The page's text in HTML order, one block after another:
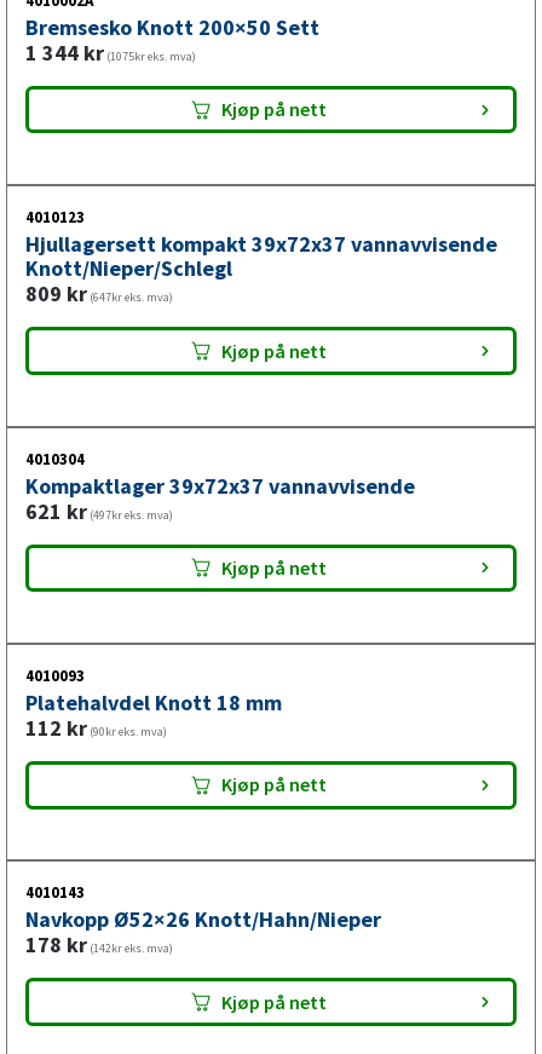
hjulnavet. Passer AVONRIDE tilhengere og er kompatibel
med flere bremsekonfigurasjoner.
Bremsetrommel i hjulnav på tilhenger
kompaktlager. Bremsebakkene presses mot
bremsetrommelens innside ved bremsing. Kontroller
bremseflatens og kompaktlagerets tilstand ved
vedlikehold.
Se vår monteringsveiledning for Knott-bremsetrommeler
Bremsesko Knott 200×50 Sett
1 344 kr (1075kr eks. mva)
Kjøp på nett
4010123
Hjullagersett kompakt 39x72x37 vannavvisende
Knott/Nieper/Schlegl
809 kr (647kr eks. mva)
Kjøp på nett
4010304
Kompaktlager 39x72x37 vannavvisende
621 kr (497kr eks. mva)
Kjøp på nett
4010093
Platehalvdel Knott 18 mm
112 kr (90kr eks. mva)
Kjøp på nett
4010143
Navkopp Ø52×26 Knott/Hahn/Nieper
178 kr (142kr eks. mva)
Kjøp på nett